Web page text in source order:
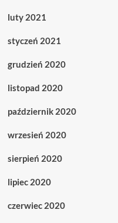
luty 2021
styczeń 2021
grudzień 2020
listopad 2020
październik 2020
wrzesień 2020
sierpień 2020
lipiec 2020
czerwiec 2020